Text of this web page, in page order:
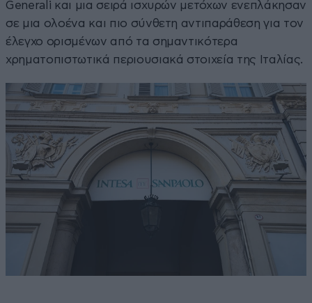
Generali και μια σειρά ισχυρών μετόχων ενεπλάκησαν
σε μια ολοένα και πιο σύνθετη αντιπαράθεση για τον
έλεγχο ορισμένων από τα σημαντικότερα
χρηματοπιστωτικά περιουσιακά στοιχεία της Ιταλίας.